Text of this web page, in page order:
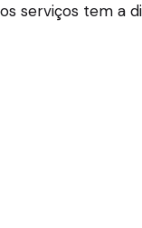
serviços tem a